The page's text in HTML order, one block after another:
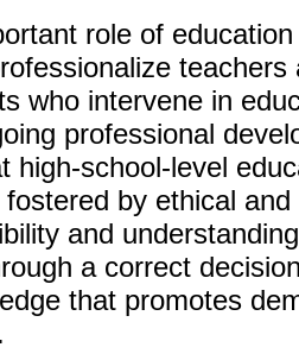
role of
who intervene in
professional
high-school-level
by ethical
and
a correct
that promotes